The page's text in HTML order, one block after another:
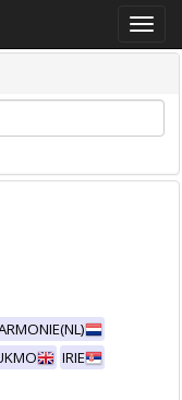
Toggle
IRIE